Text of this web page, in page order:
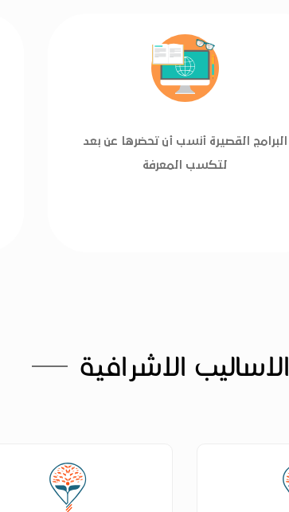
البرامج القصيرة أنسب أن تحضرها عن بعد
لتكسب المعرفة
الاساليب الاشرافية